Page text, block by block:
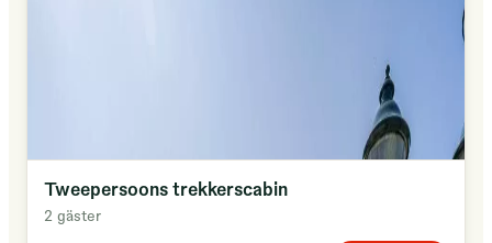
Tweepersoons trekkerscabin
2 gäster